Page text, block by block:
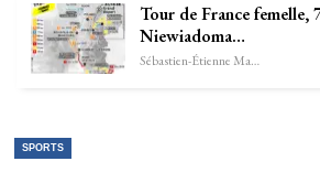
Tour de France femelle,
Niewiadoma…
Sébastien-Étienne Marechal
SPORTS